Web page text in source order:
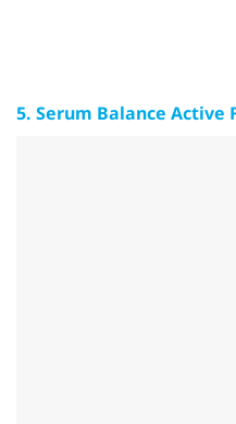
5. Serum Balance Active